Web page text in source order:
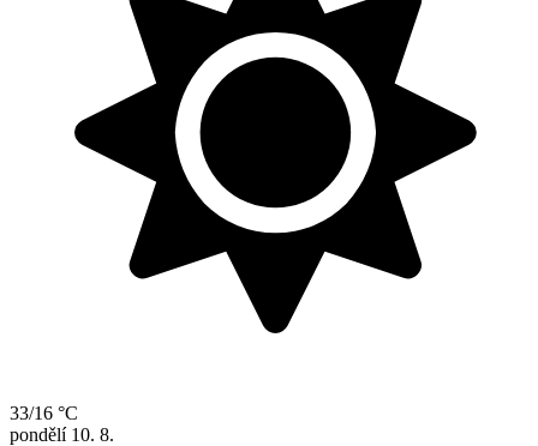
33/16 °C
pondělí 10. 8.